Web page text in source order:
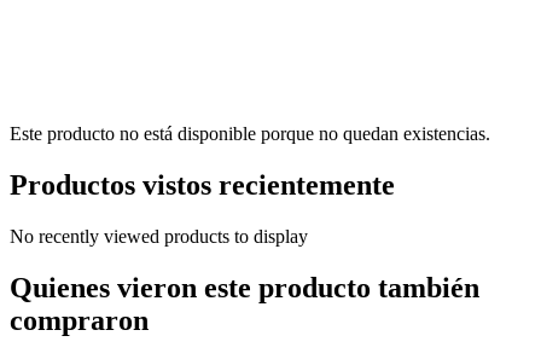
Este producto no está disponible porque no quedan existencias.
Productos vistos recientemente
No recently viewed products to display
Quienes vieron este producto también
compraron